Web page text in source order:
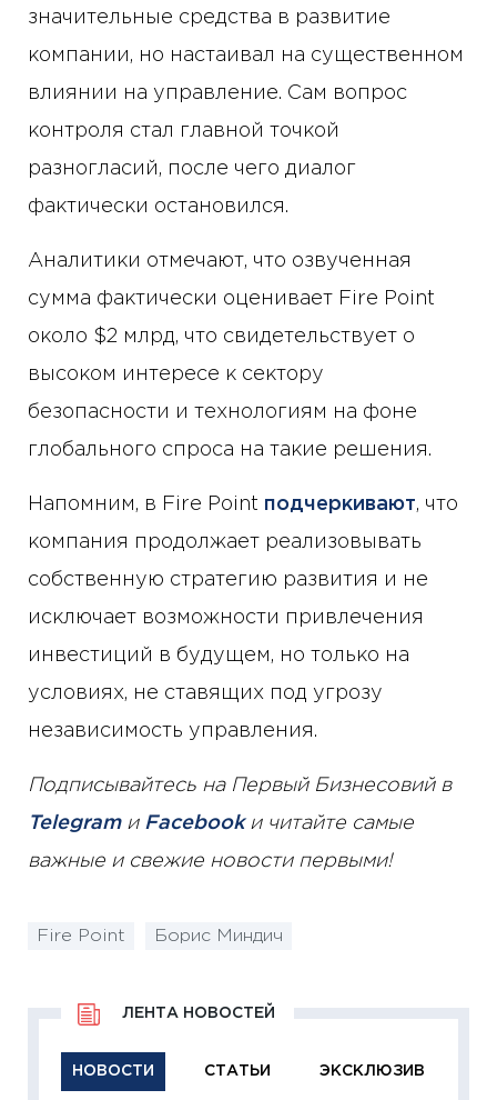
значительные средства в развитие
компании, но настаивал на существенном
влиянии на управление. Сам вопрос
контроля стал главной точкой
разногласий, после чего диалог
фактически остановился.
Аналитики отмечают, что озвученная
сумма фактически оценивает Fire Point
около $2 млрд, что свидетельствует о
высоком интересе к сектору
безопасности и технологиям на фоне
глобального спроса на такие решения.
Напомним, в Fire Point подчеркивают, что
компания продолжает реализовывать
собственную стратегию развития и не
исключает возможности привлечения
инвестиций в будущем, но только на
условиях, не ставящих под угрозу
независимость управления.
Подписывайтесь на Первый Бизнесовий в
Telegramи Facebookи читайте самые
важные и свежие новости первыми!
Fire Point Борис Миндич
НОВОСТИ СТАТЬИ ЭКСКЛЮЗИВ
ЛЕНТА НОВОСТЕЙ